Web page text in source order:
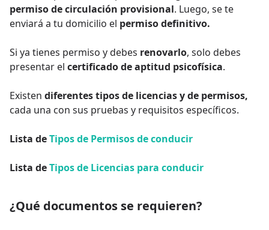
permiso de circulación provisional. Luego, se te
enviará a tu domicilio el permiso definitivo.
Si ya tienes permiso y debes renovarlo, solo debes
presentar el certificado de aptitud psicofísica.
Existen diferentes tipos de licencias y de permisos,
cada una con sus pruebas y requisitos específicos.
Lista deTipos de Permisos de conducir
Lista deTipos de Licencias para conducir
¿Qué documentos se requieren?